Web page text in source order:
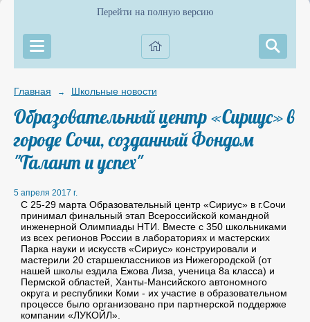
Перейти на полную версию
Главная → Школьные новости
Образовательный центр «Сириус» в
городе Сочи, созданный Фондом
"Талант и успех"
5 апреля 2017 г.
С 25-29 марта Образовательный центр «Сириус» в г.Сочи
принимал финальный этап Всероссийской командной
инженерной Олимпиады НТИ. Вместе с 350 школьниками
из всех регионов России в лабораториях и мастерских
Парка науки и искусств «Сириус» конструировали и
мастерили 20 старшеклассников из Нижегородской (от
нашей школы ездила Ежова Лиза, ученица 8а класса) и
Пермской областей, Ханты-Мансийского автономного
округа и республики Коми - их участие в образовательном
процессе было организовано при партнерской поддержке
компании «ЛУКОЙЛ».